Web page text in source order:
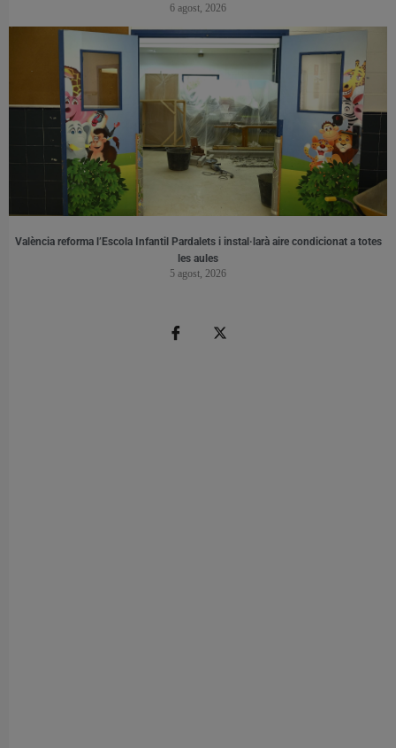
6 agost, 2026
València reforma l’Escola Infantil Pardalets i instal·larà aire condicionat a totes
les aules
5 agost, 2026